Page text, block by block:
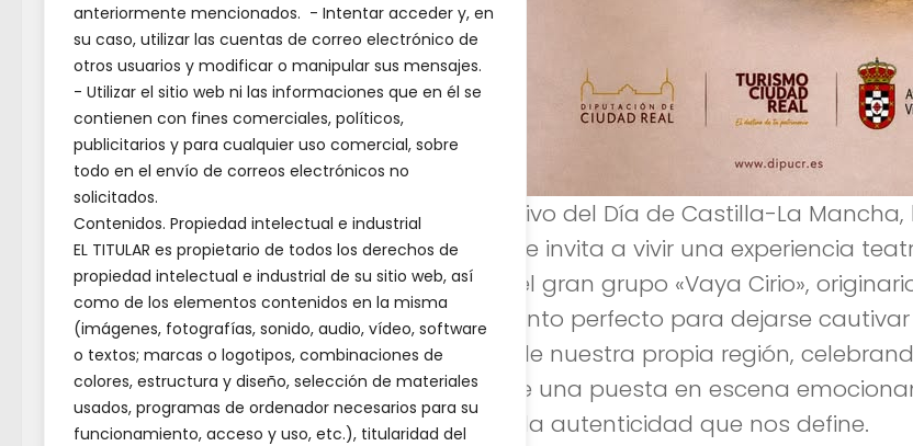
anteriormente mencionados. - Intentar acceder y, en
su caso, utilizar las cuentas de correo electrónico de
otros usuarios y modificar o manipular sus mensajes.
- Utilizar el sitio web ni las informaciones que en él se
contienen con fines comerciales, políticos,
publicitarios y para cualquier uso comercial, sobre
todo en el envío de correos electrónicos no
solicitados.
Contenidos. Propiedad intelectual e industrial
EL TITULAR es propietario de todos los derechos de
propiedad intelectual e industrial de su sitio web, así
como de los elementos contenidos en la misma
(imágenes, fotografías, sonido, audio, vídeo, software
o textos; marcas o logotipos, combinaciones de
colores, estructura y diseño, selección de materiales
usados, programas de ordenador necesarios para su
funcionamiento, acceso y uso, etc.), titularidad del
Con motivo del Día de Castilla-La
Cultura te invita a vivir una experiencia
mano del gran grupo «Vaya Cirio»,
el momento perfecto para dejarse
talento de nuestra propia región,
través de una puesta en escena
llena de la autenticidad que nos define.
15 de agosto:Asunción de la
Virgen (sábado).
12 de octubre:Fiesta Nacional de
España (lunes).
2 de noviembre:Fiesta de Todos
los Santos (lunes, traslada el 1 de
noviembre).
30 de noviembre:San Andrés.
8 de diciembre:Inmaculada
Concepción (martes).
25 de diciembre:Navidad (viernes)
Entradas recientes